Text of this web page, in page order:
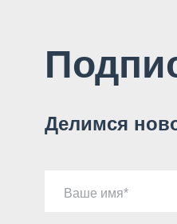
Делимся
Ваше имя